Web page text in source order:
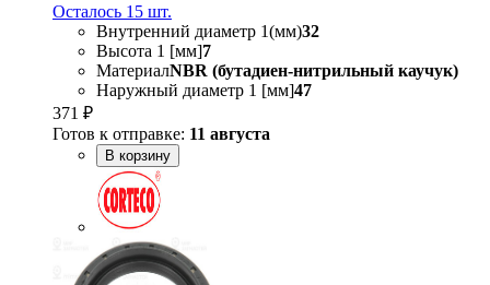
Осталось 15 шт.
Внутренний диаметр 1(мм)32
Высота 1 [мм]7
МатериалNBR (бутадиен-нитрильный каучук)
Наружный диаметр 1 [мм]47
371 ₽
Готов к отправке: 11 августа
В корзину